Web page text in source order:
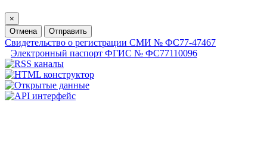
×
Отмена
Отправить
Свидетельство о регистрации СМИ № ФС77-47467
Электронный паспорт ФГИС № ФС77110096